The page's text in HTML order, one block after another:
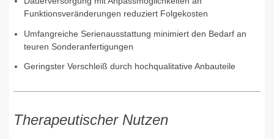
Funktionsveränderungen reduziert Folgekosten
Umfangreiche Serienausstattung minimiert den Bedarf an
teuren Sonderanfertigungen
Geringster Verschleiß durch hochqualitative Anbauteile
Therapeutischer Nutzen